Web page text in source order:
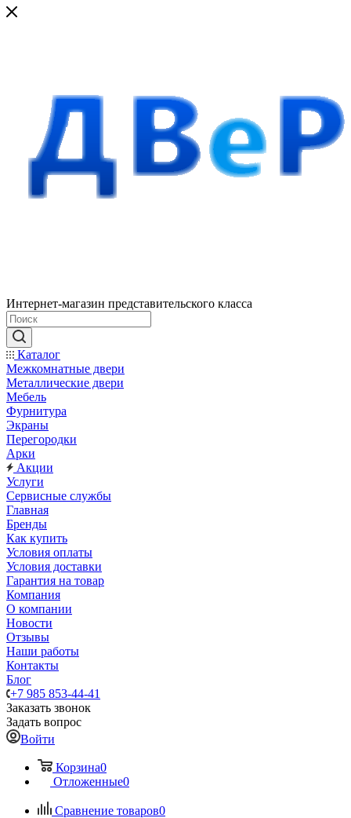
Интернет-магазин представительского класса
Каталог
Межкомнатные двери
Металлические двери
Мебель
Фурнитура
Экраны
Перегородки
Арки
Акции
Услуги
Сервисные службы
Главная
Бренды
Как купить
Условия оплаты
Условия доставки
Гарантия на товар
Компания
О компании
Новости
Отзывы
Наши работы
Контакты
Блог
+7 985 853-44-41
Заказать звонок
Задать вопрос
Войти
Корзина0
Отложенные0
Сравнение товаров0